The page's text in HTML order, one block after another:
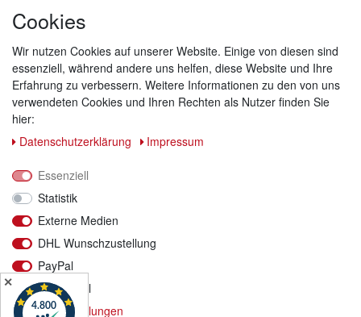
Sicher bezahlen
Versand & Retoure
Wir versenden mit DHL
✕
Cookies
Wir nutzen Cookies auf unserer Website. Einige von diesen sind
essenziell, während andere uns helfen, diese Website und Ihre
Erfahrung zu verbessern. Weitere Informationen zu den von uns
verwendeten Cookies und Ihren Rechten als Nutzer finden Sie
hier:
Daten­schutz­erklärung
Impressum
Essenziell
Statistik
Externe Medien
DHL Wunschzustellung
PayPal
Funktional
Weitere Einstellungen